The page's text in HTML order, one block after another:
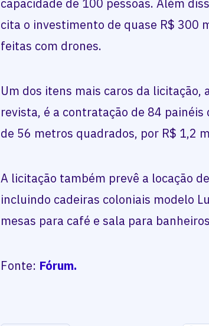
cita o investimento de quase R$ 300
feitas com drones.
Um dos itens mais caros da licitação,
revista, é a contratação de 84
de 56 metros quadrados, por R$ 1,2
A licitação também prevê a locação
incluindo cadeiras coloniais modelo
mesas para café e sala para
Fonte: Fórum.